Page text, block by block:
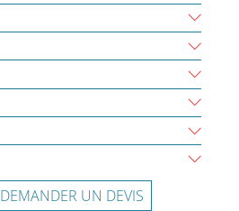
DEMANDER UN DEVIS